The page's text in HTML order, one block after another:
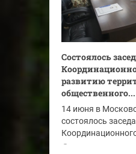
Состоялось
развитию
общественного...
14 июня в
состоялось